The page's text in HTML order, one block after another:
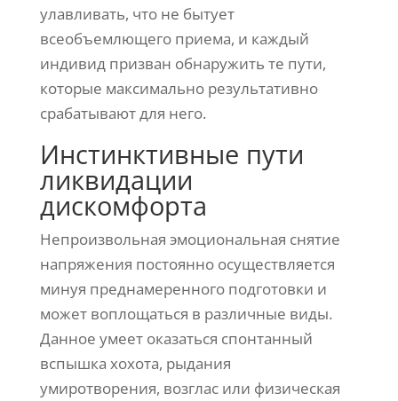
улавливать, что не бытует
всеобъемлющего приема, и каждый
индивид призван обнаружить те пути,
которые максимально результативно
срабатывают для него.
Инстинктивные пути
ликвидации
дискомфорта
Непроизвольная эмоциональная снятие
напряжения постоянно осуществляется
минуя преднамеренного подготовки и
может воплощаться в различные виды.
Данное умеет оказаться спонтанный
вспышка хохота, рыдания
умиротворения, возглас или физическая